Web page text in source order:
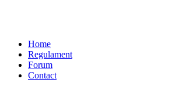
Home
Regulament
Forum
Contact